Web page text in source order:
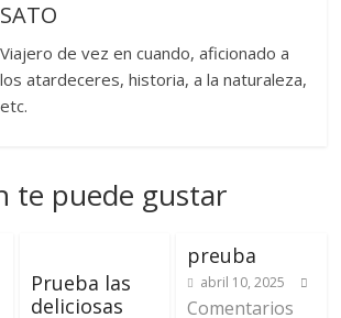
SATO
Viajero de vez en cuando, aficionado a
los atardeceres, historia, a la naturaleza,
etc.
te puede gustar
Prueba las
deliciosas
preuba
abril 10, 2025
Comentarios